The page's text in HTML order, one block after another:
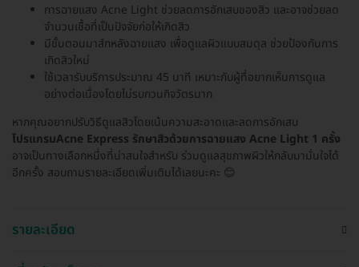
การฉายแสง Acne Light ช่วยลดการอักเสบของสิว และอาจช่วยลด
จำนวนเชื้อที่เป็นปัจจัยก่อให้เกิดสิว
มีขั้นตอนมาส์กหลังฉายแสง เพื่อดูแลผิวแบบสมดุล ช่วยป้องกันการ
เกิดสิวใหม่
ใช้เวลารับบริการประมาณ 45 นาที เหมาะกับผู้ที่อยากเห็นการดูแล
อย่างต่อเนื่องโดยไม่รบกวนกิจวัตรมาก
หากคุณอยากปรับวิธีดูแลสิวโดยเน้นความสะอาดและลดการอักเสบ
โปรแกรมAcne Express รักษาสิวด้วยการฉายแสง Acne Light 1 ครั้ง
อาจเป็นทางเลือกหนึ่งที่น่าสนใจสำหรับ ร่วมดูแลสุขภาพผิวให้กลับมามั่นใจได้
อีกครั้ง สอบถามรายละเอียดเพิ่มเติมได้เลยนะคะ 😊
รายละเอียด